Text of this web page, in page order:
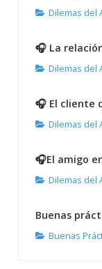
Dilemas del
🎧 La
Dilemas del
🎧 El cliente
Dilemas del
🎧El amigo
Dilemas del
Buenas
Buenas